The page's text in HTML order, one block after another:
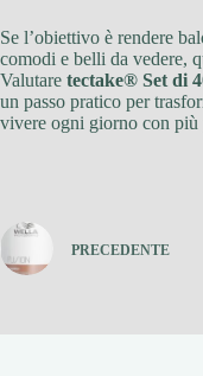
Se l’obiettivo è rendere
comodi e belli da vedere,
Valutare tectake® Set di
un passo pratico per
vivere ogni giorno con più
PRECEDENTE